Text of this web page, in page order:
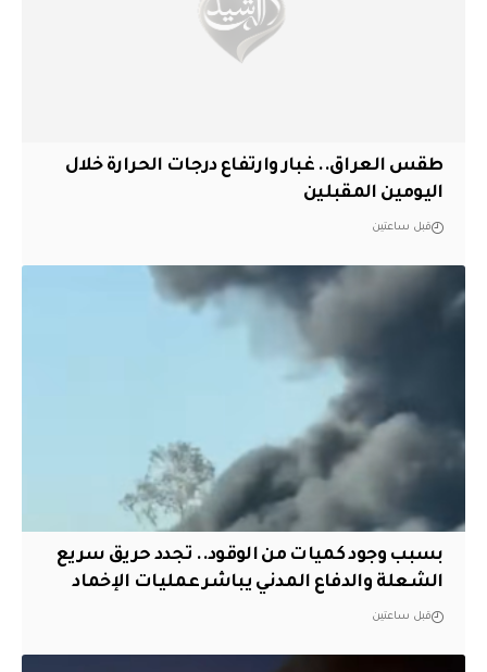
طقس العراق.. غبار وارتفاع درجات الحرارة خلال
اليومين المقبلين
قبل ساعتين
بسبب وجود كميات من الوقود.. تجدد حريق سريع
الشعلة والدفاع المدني يباشر عمليات الإخماد
قبل ساعتين